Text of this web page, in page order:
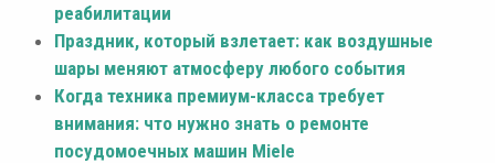
реабилитации
Праздник, который взлетает: как воздушные
шары меняют атмосферу любого события
Когда техника премиум-класса требует
внимания: что нужно знать о ремонте
посудомоечных машин Miele